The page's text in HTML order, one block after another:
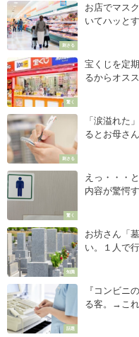
刺さる
お店でマス
いてハッと
驚く
宝くじを定
るからオス
刺さる
「涙溢れた
るとお母さ
驚く
えっ・・・
内容が驚愕
知識
お坊さん「
い。１人で
話題
『コンビニ
る客。→これ